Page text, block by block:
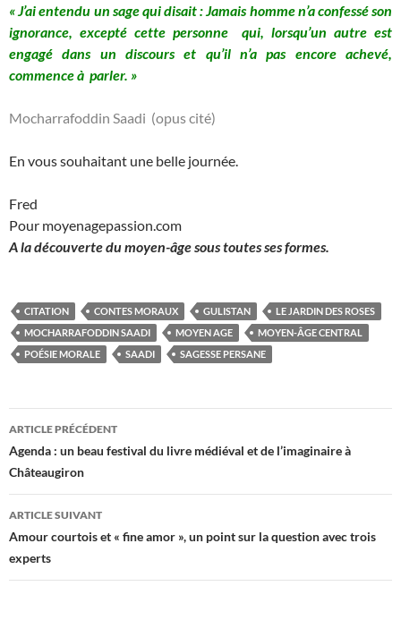
« J’ai entendu un sage qui disait : Jamais homme n’a confessé son
ignorance, excepté cette personne qui, lorsqu’un autre est
engagé dans un discours et qu’il n’a pas encore achevé,
commence à parler. »
Mocharrafoddin Saadi (opus cité)
En vous souhaitant une belle journée.
Fred
Pour moyenagepassion.com
A la découverte du moyen-âge sous toutes ses formes.
CITATION CONTES MORAUX GULISTAN
LE JARDIN DES ROSES
MOCHARRAFODDIN SAADI
MOYEN AGE
MOYEN-ÂGE CENTRAL
POÉSIE MORALE
SAADI SAGESSE PERSANE
Navigation
des
articles
ARTICLE PRÉCÉDENT
Agenda : un beau festival du livre médiéval et de l’imaginaire à
Châteaugiron
ARTICLE SUIVANT
Amour courtois et « fine amor », un point sur la question avec trois
experts